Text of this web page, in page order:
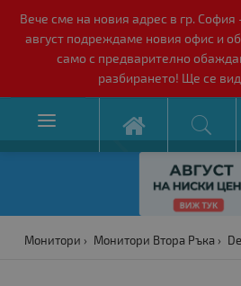
Вече сме на новия адрес в гр. София
август подреждаме новия офис и
само с предварително
разбирането! Ще се

Монитори Монитори Втора Ръка